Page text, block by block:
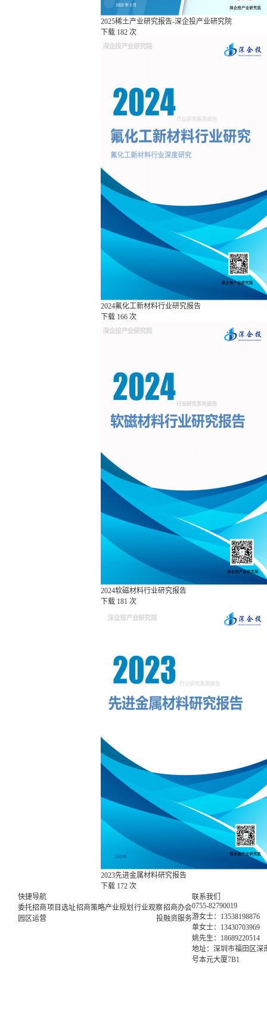
2025稀土产业研究报告-深企投产业研究院
下载 182 次
2024氟化工新材料行业研究报告
下载 166 次
2024软磁材料行业研究报告
下载 181 次
2023先进金属材料研究报告
下载 172 次
快捷导航
委托招商项目选址招商策略产业规划 行业观察招商办会
园区运营
投融资服务
联系我们
0755-82790019
游女士：13538198876
单女士：13430703969
姚先生：18689220514
地址：深圳市福田区深
号本元大厦7B1